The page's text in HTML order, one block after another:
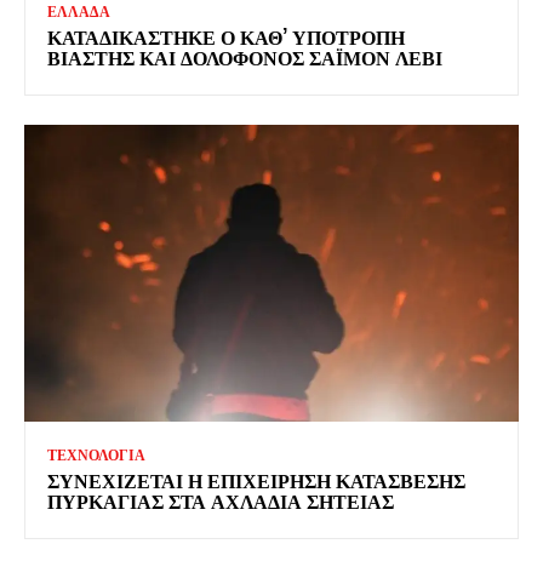
ΕΛΛΑΔΑ
ΚΑΤΑΔΙΚΑΣΤΗΚΕ Ο ΚΑΘ’ ΥΠΟΤΡΟΠΗ
ΒΙΑΣΤΗΣ ΚΑΙ ΔΟΛΟΦΟΝΟΣ ΣΑΪΜΟΝ ΛΕΒΙ
ΤΕΧΝΟΛΟΓΙΑ
ΣΥΝΕΧΙΖΕΤΑΙ Η ΕΠΙΧΕΙΡΗΣΗ ΚΑΤΑΣΒΕΣΗΣ
ΠΥΡΚΑΓΙΑΣ ΣΤΑ ΑΧΛΑΔΙΑ ΣΗΤΕΙΑΣ